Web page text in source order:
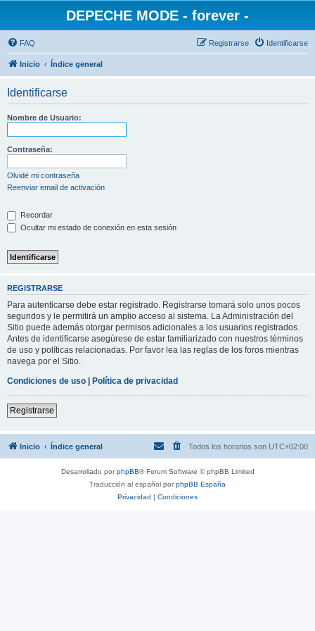
DEPECHE MODE - forever -
FAQ Identificarse
Registrarse
Inicio Índice general
Identificarse
Nombre de Usuario:
Contraseña:
Olvidé mi contraseña
Reenviar email de activación
Recordar
Ocultar mi estado de conexión en esta sesión
REGISTRARSE
Para autenticarse debe estar registrado. Registrarse tomará solo unos pocos
segundos y le permitirá un amplio acceso al sistema. La Administración del
Sitio puede además otorgar permisos adicionales a los usuarios registrados.
Antes de identificarse asegúrese de estar familiarizado con nuestros términos
de uso y políticas relacionadas. Por favor lea las reglas de los foros mientras
navega por el Sitio.
Condiciones de uso | Política de privacidad
Registrarse
Inicio Índice general Todos los horarios son UTC+02:00
Desarrollado porphpBB® Forum Software © phpBB Limited
Traducción al español porphpBB España
Privacidad | Condiciones